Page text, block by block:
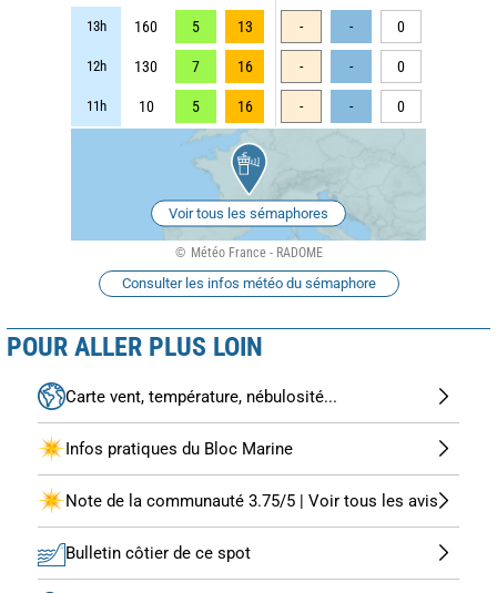
13h 160 5 13 - - 0
12h 130 7 16 - - 0
11h 10 5 16 - - 0
Voir tous les sémaphores
Météo France - RADOME
Consulter les infos météo du sémaphore
POUR ALLER PLUS LOIN
Carte vent, température, nébulosité...
Infos pratiques du Bloc Marine
Note de la communauté 3.75/5 | Voir tous les avis
Bulletin côtier de ce spot